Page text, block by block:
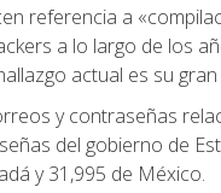
referencia a
a lo largo de los
actual es su
y contraseñas
del gobierno de
y 31,995 de México.